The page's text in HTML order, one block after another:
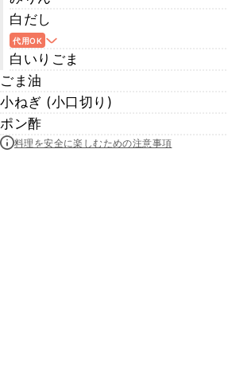
白だし
代用OK
白いりごま
ごま油
小ねぎ (小口切り)
ポン酢
料理を安全に楽しむための注意事項